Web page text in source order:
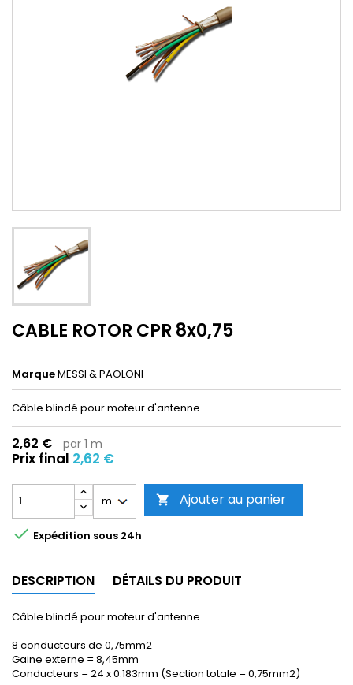
CABLE ROTOR CPR 8x0,75
MarqueMESSI & PAOLONI
Câble blindé pour moteur d'antenne
2,62 € par 1 m
Prix ​​final 2,62 €
 Ajouter au panier
 Expédition sous 24h
DESCRIPTION DÉTAILS DU PRODUIT
Câble blindé pour moteur d'antenne
8 conducteurs de 0,75mm2
Gaine externe = 8,45mm
Conducteurs = 24 x 0.183mm (Section totale = 0,75mm2)